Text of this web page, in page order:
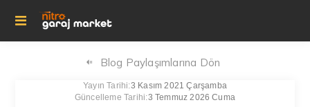
Blog Paylaşımlarına Dön
Yayın Tarihi:3 Kasım 2021 Çarşamba
Güncelleme Tarihi:3 Temmuz 2026 Cuma